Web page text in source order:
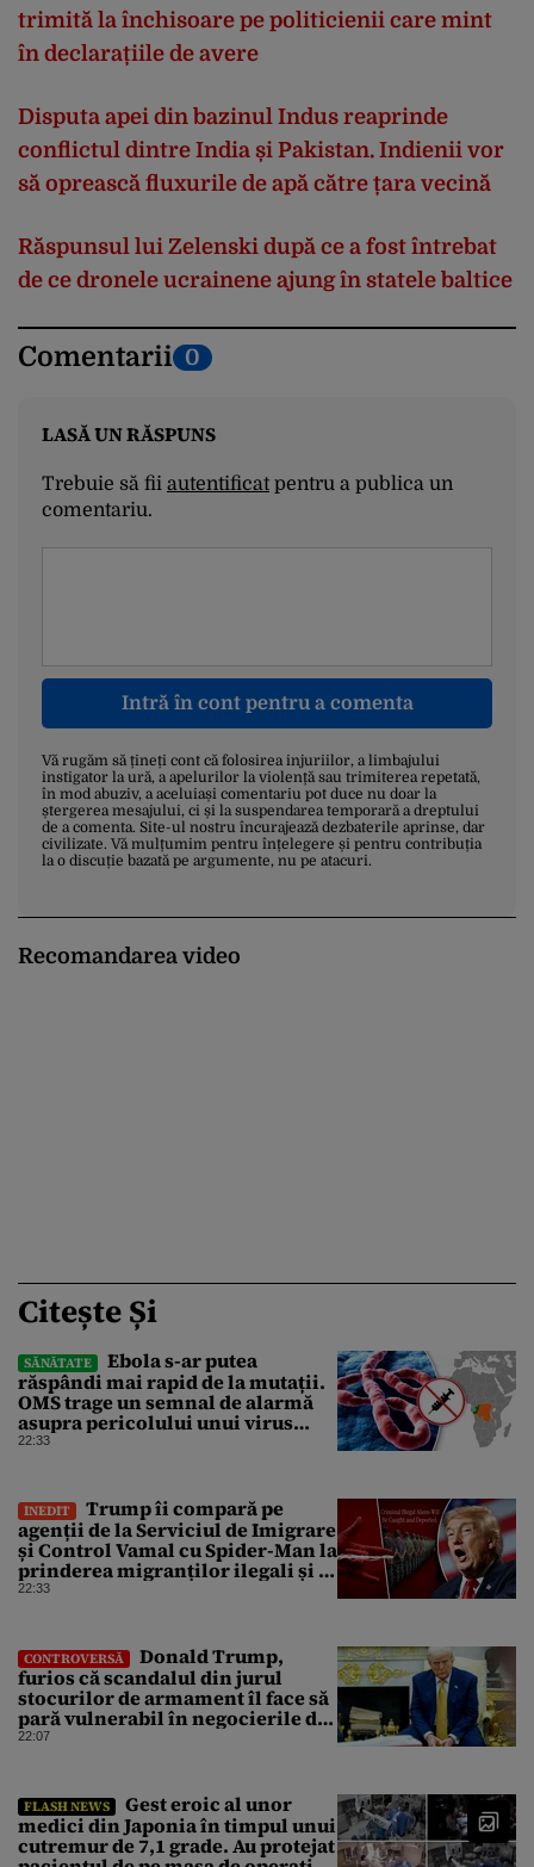
trimită la închisoare pe politicienii care mint
în declarațiile de avere
Disputa apei din bazinul Indus reaprinde
conflictul dintre India și Pakistan. Indienii vor
să oprească fluxurile de apă către țara vecină
Răspunsul lui Zelenski după ce a fost întrebat
de ce dronele ucrainene ajung în statele baltice
Comentarii 0
LASĂ UN RĂSPUNS
Trebuie să fii autentificatpentru a publica un
comentariu.
Intră în cont pentru a comenta
Vă rugăm să țineți cont că folosirea injuriilor, a limbajului
instigator la ură, a apelurilor la violență sau trimiterea repetată,
în mod abuziv, a aceluiași comentariu pot duce nu doar la
ștergerea mesajului, ci și la suspendarea temporară a dreptului
de a comenta. Site-ul nostru încurajează dezbaterile aprinse, dar
civilizate. Vă mulțumim pentru înțelegere și pentru contribuția
la o discuție bazată pe argumente, nu pe atacuri.
Recomandarea video
Citește Și
SĂNĂTATE
Ebola s-ar putea
răspândi mai rapid de la mutații.
OMS trage un semnal de alarmă
asupra pericolului unui virus
pentru care nu există vaccin
22:33
INEDIT
Trump îi compară pe
agenții de la Serviciul de Imigrare
și Control Vamal cu Spider-Man la
prinderea migranților ilegali și a
infractorilor
22:33
CONTROVERSĂ
Donald Trump,
furios că scandalul din jurul
stocurilor de armament îl face să
pară vulnerabil în negocierile de
pace cu Iranul
22:07
FLASH NEWS
Gest eroic al unor
medici din Japonia în timpul unui
cutremur de 7,1 grade. Au protejat